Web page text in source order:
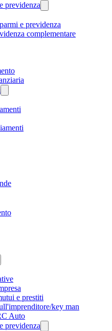
previdenza
e previdenza
complementare
e prestiti
key man
Auto
previdenza